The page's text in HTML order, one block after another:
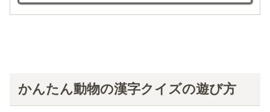
かんたん動物の漢字クイズの遊び方